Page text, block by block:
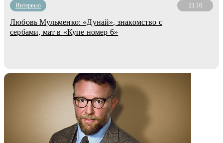
Интервью 21.10
Любовь Мульменко: «Дунай», знакомство с
сербами, мат в «Купе номер 6»